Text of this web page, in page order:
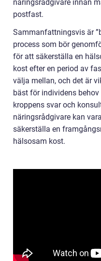
näringsrådgivare innan
postfast.
Sammanfattningsvis är
process som bör
för att säkerställa en
kost efter en period av
välja mellan, och det är
bäst för individens
kroppens svar och
näringsrådgivare kan
säkerställa en
hälsosam kost.